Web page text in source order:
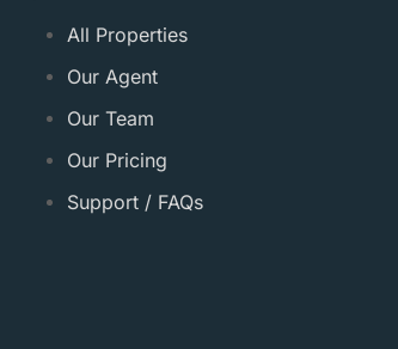
All Properties
Our Agent
Our Team
Our Pricing
Support / FAQs